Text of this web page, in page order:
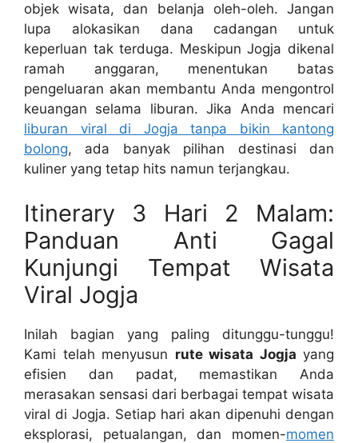
objek wisata, dan belanja oleh-oleh. Jangan
lupa alokasikan dana cadangan untuk
keperluan tak terduga. Meskipun Jogja dikenal
ramah anggaran, menentukan batas
pengeluaran akan membantu Anda mengontrol
keuangan selama liburan. Jika Anda mencari
liburan viral di Jogja tanpa bikin kantong
bolong, ada banyak pilihan destinasi dan
kuliner yang tetap hits namun terjangkau.
Itinerary 3 Hari 2 Malam:
Panduan Anti Gagal
Kunjungi Tempat Wisata
Viral Jogja
Inilah bagian yang paling ditunggu-tunggu!
Kami telah menyusun rute wisata Jogja yang
efisien dan padat, memastikan Anda
merasakan sensasi dari berbagai tempat wisata
viral di Jogja. Setiap hari akan dipenuhi dengan
eksplorasi, petualangan, dan momen-momen